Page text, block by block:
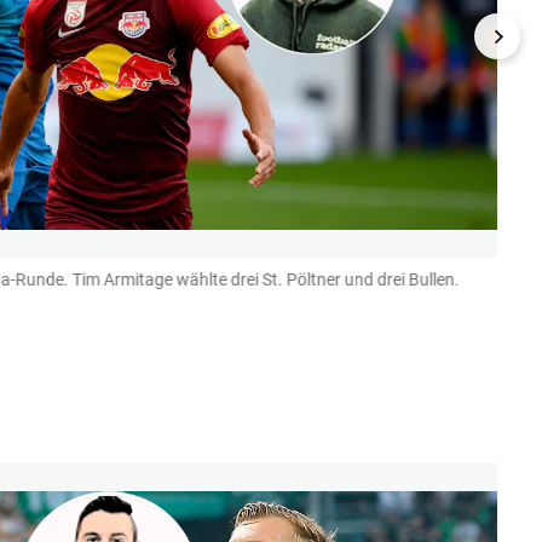
Runde. Tim Armitage wählte drei St. Pöltner und drei Bullen.